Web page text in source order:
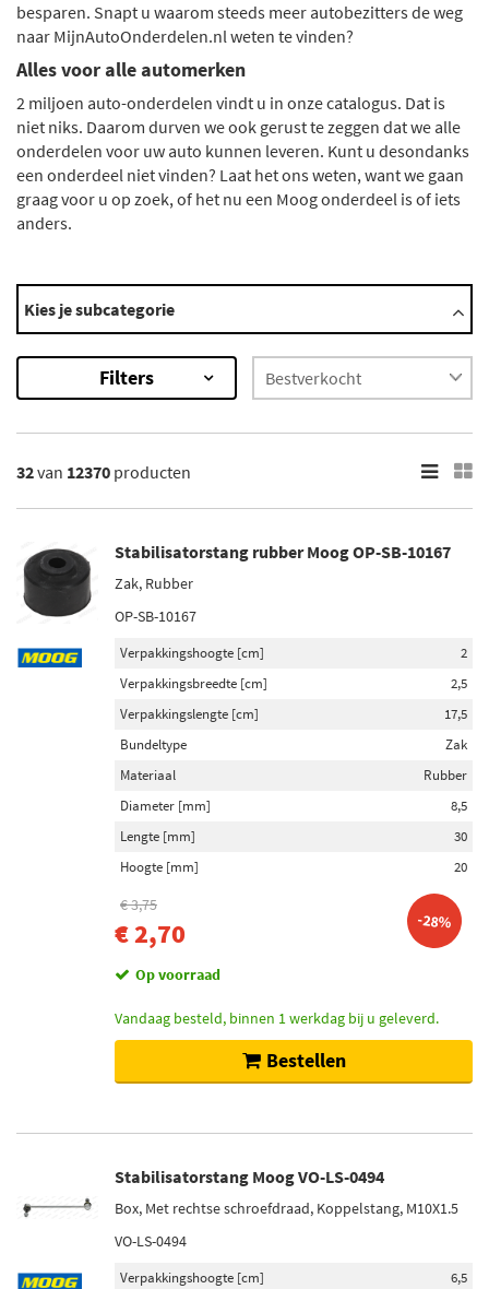
besparen. Snapt u waarom steeds meer autobezitters de weg
naar MijnAutoOnderdelen.nl weten te vinden?
Alles voor alle automerken
2 miljoen auto-onderdelen vindt u in onze catalogus. Dat is
niet niks. Daarom durven we ook gerust te zeggen dat we alle
onderdelen voor uw auto kunnen leveren. Kunt u desondanks
een onderdeel niet vinden? Laat het ons weten, want we gaan
graag voor u op zoek, of het nu een Moog onderdeel is of iets
anders.
Categorieën
Axiaal gewricht / spoorstang
Bladveer
Bouten en moeren
Brandstofpomp
Differentieel keerring
×
12370 Resultaten
Categorieën
Spoorstangeind / Stuurkogel (1864)
Stabilisatorstang (1248)
Wiellagerset (1213)
Inbouwplaats
Vooras rechts (673)
Vooras links (664)
Onder (313)
Draagarmtype
Schuingeplaatst stuur (64)
Driehoeksdraagarm (BW) (42)
Voor driehoeksdraagarm (11)
Toon meer
Kies je subcategorie
Filters
32van 12370 producten
Stabilisatorstang rubber Moog OP-SB-10167
Zak, Rubber
OP-SB-10167
Verpakkingshoogte [cm]
2
Verpakkingsbreedte [cm]
2,5
Verpakkingslengte [cm]
17,5
Bundeltype
Zak
Materiaal
Rubber
Diameter [mm]
8,5
Lengte [mm]
30
Hoogte [mm]
20
€ 3,75
€ 2,70 -28%
Op voorraad
Vandaag besteld, binnen 1 werkdag bij u geleverd.
Bestellen
Stabilisatorstang Moog VO-LS-0494
Box, Met rechtse schroefdraad, Koppelstang, M10X1.5
VO-LS-0494
Verpakkingshoogte [cm]
6,5